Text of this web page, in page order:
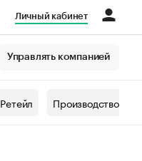
Личный кабинет
Управлять компанией
Ретейл Производство